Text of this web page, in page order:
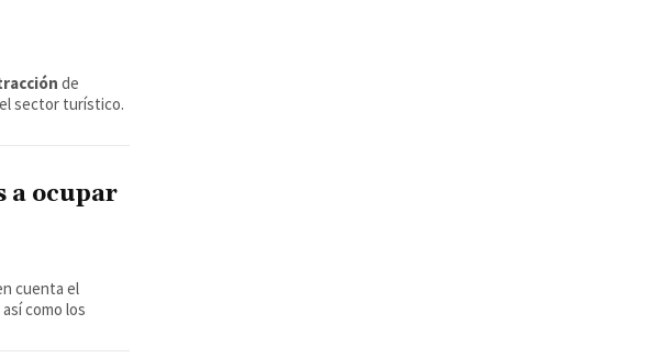
de
sector turístico.
a ocupar
cuenta el
así como los